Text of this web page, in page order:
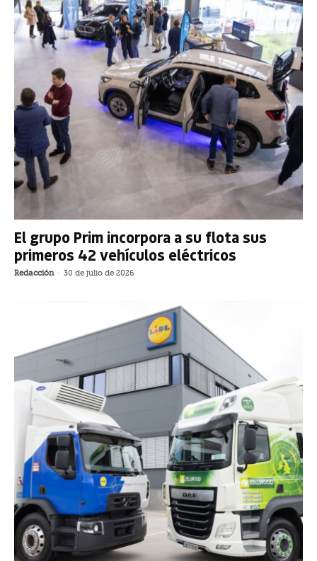
El grupo Prim incorpora a su flota sus
primeros 42 vehículos eléctricos
Redacción - 30 de julio de 2026